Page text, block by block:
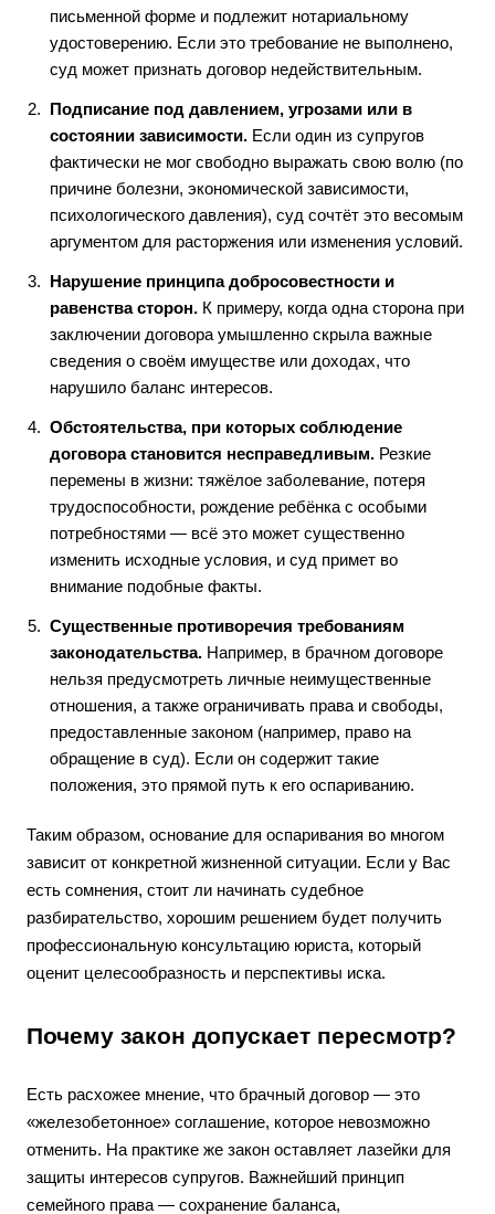
письменной форме и подлежит нотариальному
удостоверению. Если это требование не выполнено,
суд может признать договор недействительным.
Подписание под давлением, угрозами или в
состоянии зависимости. Если один из супругов
фактически не мог свободно выражать свою волю (по
причине болезни, экономической зависимости,
психологического давления), суд сочтёт это весомым
аргументом для расторжения или изменения условий.
Нарушение принципа добросовестности и
равенства сторон. К примеру, когда одна сторона при
заключении договора умышленно скрыла важные
сведения о своём имуществе или доходах, что
нарушило баланс интересов.
Обстоятельства, при которых соблюдение
договора становится несправедливым. Резкие
перемены в жизни: тяжёлое заболевание, потеря
трудоспособности, рождение ребёнка с особыми
потребностями — всё это может существенно
изменить исходные условия, и суд примет во
внимание подобные факты.
Существенные противоречия требованиям
законодательства. Например, в брачном договоре
нельзя предусмотреть личные неимущественные
отношения, а также ограничивать права и свободы,
предоставленные законом (например, право на
обращение в суд). Если он содержит такие
положения, это прямой путь к его оспариванию.
Таким образом, основание для оспаривания во многом
зависит от конкретной жизненной ситуации. Если у Вас
есть сомнения, стоит ли начинать судебное
разбирательство, хорошим решением будет получить
профессиональную консультацию юриста, который
оценит целесообразность и перспективы иска.
Почему закон допускает пересмотр?
Есть расхожее мнение, что брачный договор — это
«железобетонное» соглашение, которое невозможно
отменить. На практике же закон оставляет лазейки для
защиты интересов супругов. Важнейший принцип
семейного права — сохранение баланса,